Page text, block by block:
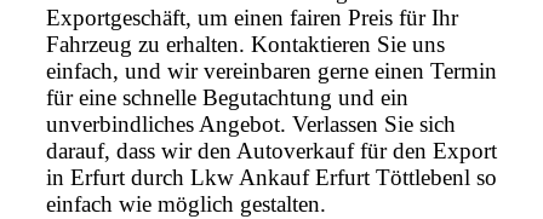
Exportgeschäft, um einen fairen Preis für Ihr
Fahrzeug zu erhalten. Kontaktieren Sie uns
einfach, und wir vereinbaren gerne einen Termin
für eine schnelle Begutachtung und ein
unverbindliches Angebot. Verlassen Sie sich
darauf, dass wir den Autoverkauf für den Export
in Erfurt durch Lkw Ankauf Erfurt Töttlebenl so
einfach wie möglich gestalten.